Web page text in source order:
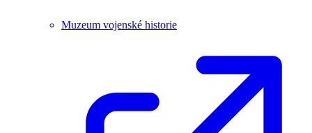
Muzeum vojenské historie